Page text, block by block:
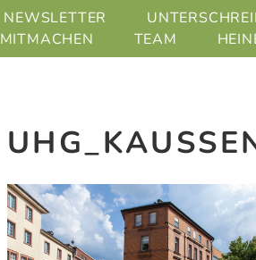
NEWSLETTER
MITMACHEN TEAM